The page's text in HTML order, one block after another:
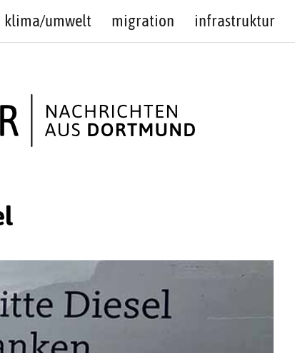
klima/umwelt migration infrastruktur